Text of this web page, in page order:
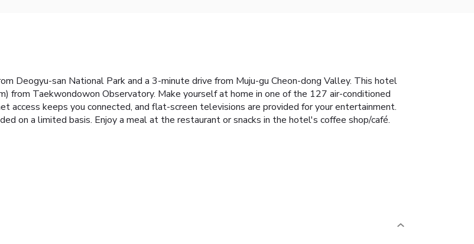
Deogyu-san National Park and a 3-minute drive from Muju-gu Cheon-dong Valley. This hotel
from Taekwondowon Observatory. Make yourself at home in one of the 127 air-conditioned
access keeps you connected, and flat-screen televisions are provided for your entertainment.
on a limited basis. Enjoy a meal at the restaurant or snacks in the hotel's coffee shop/café.